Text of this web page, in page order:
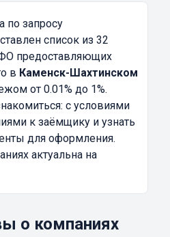
по запросу
список из 32
предоставляющих
в Каменск-Шахтинском
от 0.01% до 1%.
с условиями
к заёмщику и узнать
для оформления.
актуальна на
о компаниях